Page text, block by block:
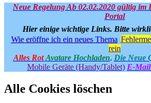
Neue Regelung Ab 02.02.2020 gültig im
Portal
Hier einige wichtige Links. Bitte
Wie eröffne ich ein neues Thema
rein
Alles Rot Avatare Hochladen. Die Neue
Mobile Geräte (Handy/Tablet) E-
Alle Cookies löschen